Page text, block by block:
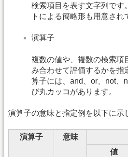
検索項目を表す文字列です
トによる簡略形も用意され
演算子
複数の値や、複数の検索項
み合わせて評価するかを指
算子には、and、or、not、
び丸カッコがあります。
演算子の意味と指定例を以下に示
演算子 意味
値